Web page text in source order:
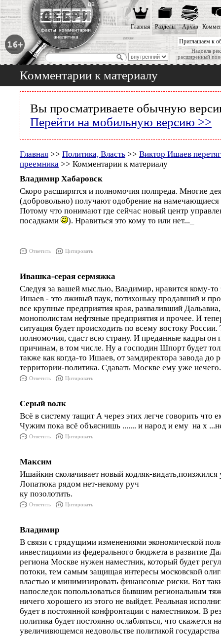
Приглашаем к
Надоела
расширенный
Главная Разделы Архив
Комментарии к материалу
Вы просматриваете обычную
Перейти на мобильную версию >>
Главная >> Политика, Власть >> Виктор Ишаев
преемника >> Комментарии к материалу
Владимир Хабаровск
Скоро расширятся и полномочия полпреда. Многие
(добровольно) получают одобрение на намечающиеся
Потому что понимают где сейчас новый центр
посадками
). Нравиться это кому то или нет..._
Ответить Цитировать
Ивашка-серая сермяжка
Следуя за вашей мыслью, Владимир, нравится кому-то
Ишаев - это лживый паук, потихоньку продавший и
все крупные предприятия края, разваливший
монополистам нефтяные предприятия и прочее. И
ситуация будет происходить по всему востоку России.
полномочия, сдаст всю страну. И преданные кадры он
причинам, в том числе. Ну а господин Шпорт будет
также как когда-то Ишаев, от замдиректора завода до
территории-политика. Сдавать Москве ему уже нечего.
Ответить Цитировать
Серый волк
Всё в систему тащит А через этих легче говорить что
Чужим пока всё объяснишь ....... и народ и ему на х
Ответить Цитировать
Максим
Ишайкин сколачивает новый кодляк-
Лопатюка рядом нет-некому руч
ку позолотить.
Ответить Цитировать
Владимир
В связи с грядущими изменениями экономической
инвестициями из федерального бюджета в развитие
региона Москве нужен наместник, который будет
потоки, тем самым защищая интересы московской
властью и минимизировать финансовые риски. Вот
напоследок попользоваться бывшим региональным
ничего хорошего из этого не выйдет. Реальная
будет в постоянной конфронтации с наместником. В
политика будет постоянно ослабляться, что скажется
увеличивющемся недовольстве политикой